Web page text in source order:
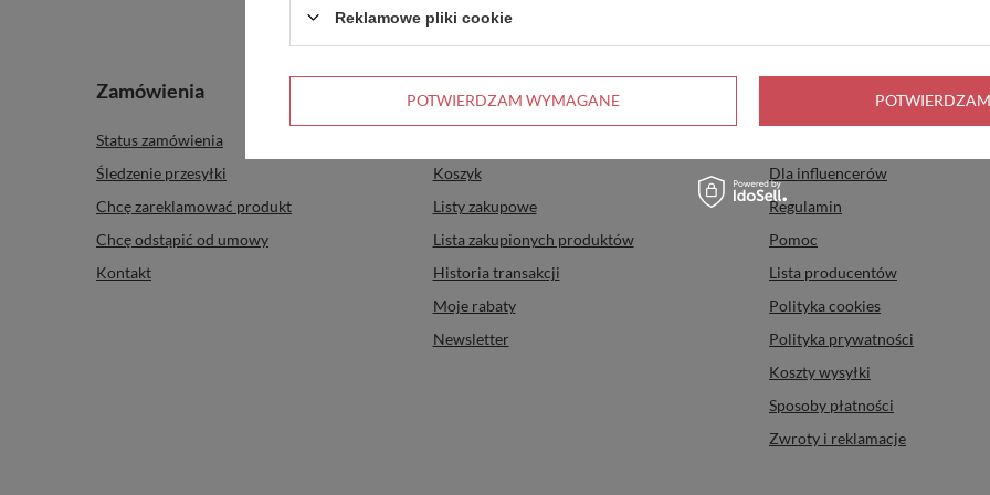
Zamówienia
Status zamówienia
Śledzenie przesyłki
Chcę zareklamować produkt
Chcę odstąpić od umowy
Kontakt
Konto
Koszyk
Listy zakupowe
Lista zakupionych produktów
Historia transakcji
Moje rabaty
Newsletter
Dla influencerów
Regulamin
Pomoc
Lista producentów
Polityka cookies
Polityka prywatności
Koszty wysyłki
Sposoby płatności
Zwroty i reklamacje
Reklamowe pliki cookie
POTWIERDZAM WYMAGANE